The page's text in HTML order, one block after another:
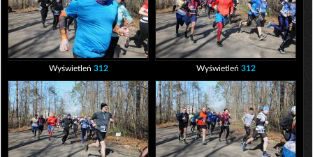
Wyświetleń 312 Wyświetleń 312